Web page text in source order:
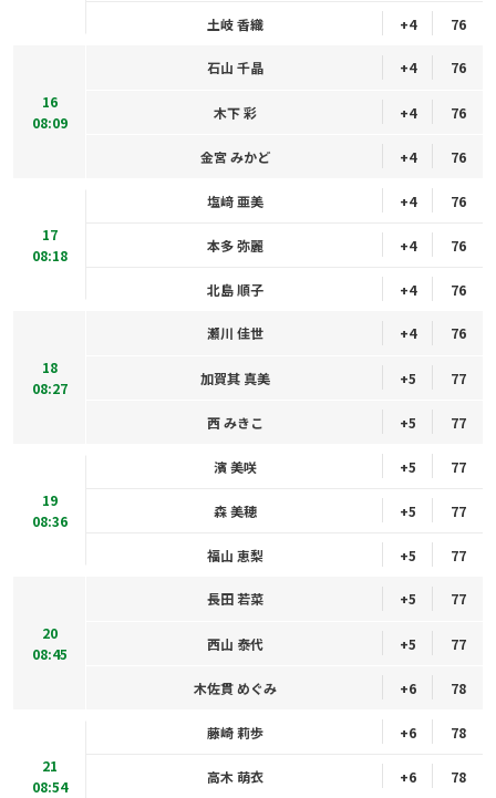
土岐 香織 +4 76
16
08:09
石山 千晶 +4 76
木下 彩 +4 76
金宮 みかど +4 76
17
08:18
塩﨑 亜美 +4 76
本多 弥麗 +4 76
北島 順子 +4 76
18
08:27
瀬川 佳世 +4 76
加賀其 真美 +5 77
西 みきこ +5 77
19
08:36
濱 美咲 +5 77
森 美穂 +5 77
福山 恵梨 +5 77
20
08:45
長田 若菜 +5 77
西山 泰代 +5 77
木佐貫 めぐみ +6 78
21
08:54
藤崎 莉歩 +6 78
高木 萌衣 +6 78